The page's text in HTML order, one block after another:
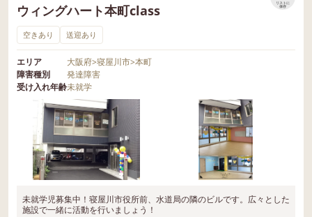
ウィングハート本町class
リストに
保存
空きあり 送迎あり
エリア 大阪府>寝屋川市>本町
障害種別
発達障害
受け入れ年齢未就学
未就学児募集中！寝屋川市役所前、水道局の隣のビルです。広々とした
施設で一緒に活動を行いましょう！